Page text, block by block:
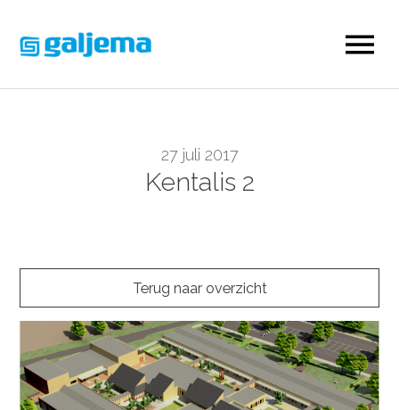
27 juli 2017
Kentalis 2
Terug naar overzicht